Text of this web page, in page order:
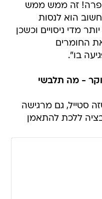
זה ממש ממש
הוא לנסות
מדי ניסויים וכשכן
החומרים
בו".
- מה תלבשי
סטייל, גם מרגישה
ללכת להתאמן